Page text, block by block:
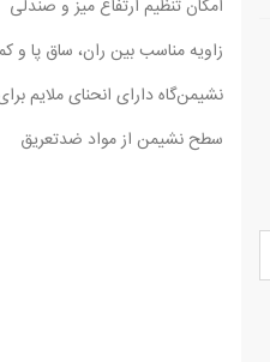
امکان تنظیم ارتفاع میز و صندلی
زاویه مناسب بین ران، ساق پا و
نشیمن‌گاه دارای انحنای ملایم
سطح نشیمن از مواد ضدتعریق